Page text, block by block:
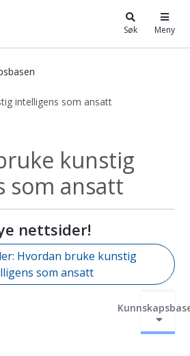
Søk Meny
intelligens som ansatt
kunstig
som ansatt
nettsider!
Hvordan bruke kunstig
som ansatt